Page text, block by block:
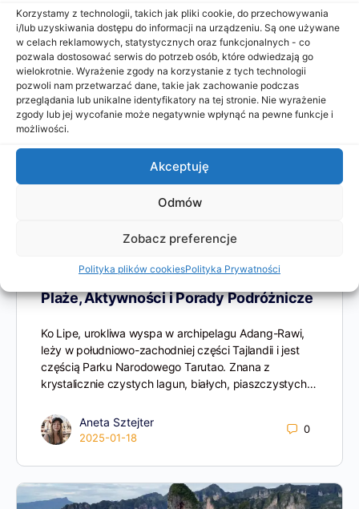
Korzystamy z technologii, takich jak pliki cookie, do przechowywania
i/lub uzyskiwania dostępu do informacji na urządzeniu. Są one używane
w celach reklamowych, statystycznych oraz funkcjonalnych - co
pozwala dostosować serwis do potrzeb osób, które odwiedzają go
wielokrotnie. Wyrażenie zgody na korzystanie z tych technologii
pozwoli nam przetwarzać dane, takie jak zachowanie podczas
przeglądania lub unikalne identyfikatory na tej stronie. Nie wyrażenie
zgody lub jej wycofanie może negatywnie wpłynąć na pewne funkcje i
możliwości.
Akceptuję
Odmów
Zobacz preferencje
Polityka plików cookiesPolityka Prywatności
zachwycające plaże, bujna…
Aneta Sztejter
2025-01-24
0
Tajlandia – Co Zobaczyć na Ko Lipe?
Plaże, Aktywności i Porady Podróżnicze
Ko Lipe, urokliwa wyspa w archipelagu Adang-Rawi,
leży w południowo-zachodniej części Tajlandii i jest
częścią Parku Narodowego Tarutao. Znana z
krystalicznie czystych lagun, białych, piaszczystych…
Aneta Sztejter
2025-01-18
0